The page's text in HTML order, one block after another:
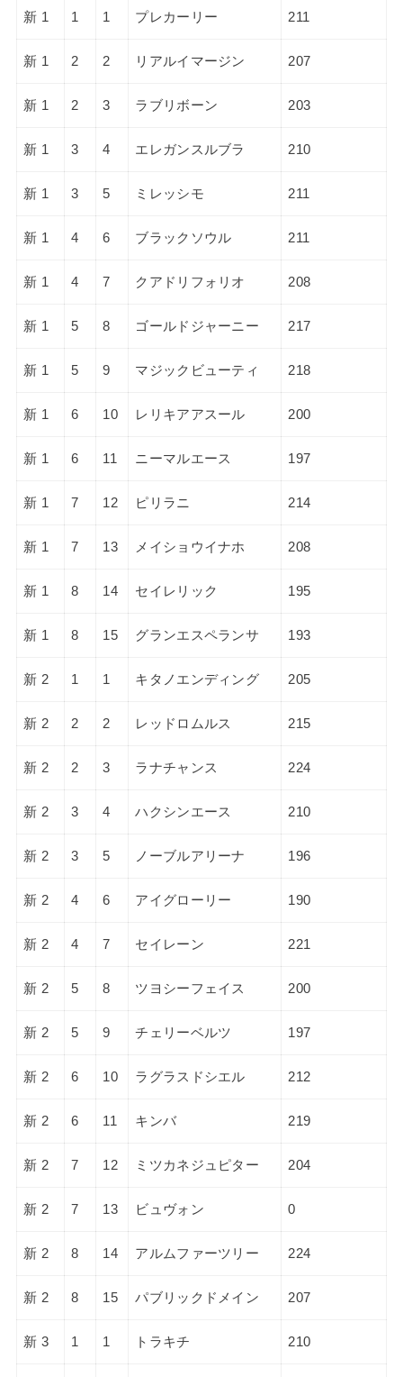
新 1 1 1 プレカーリー 211
新 1 2 2 リアルイマージン 207
新 1 2 3 ラブリボーン 203
新 1 3 4 エレガンスルブラ 210
新 1 3 5 ミレッシモ 211
新 1 4 6 ブラックソウル 211
新 1 4 7 クアドリフォリオ 208
新 1 5 8 ゴールドジャーニー 217
新 1 5 9 マジックビューティ 218
新 1 6 10 レリキアアスール 200
新 1 6 11 ニーマルエース 197
新 1 7 12 ピリラニ 214
新 1 7 13 メイショウイナホ 208
新 1 8 14 セイレリック 195
新 1 8 15 グランエスペランサ 193
新 2 1 1 キタノエンディング 205
新 2 2 2 レッドロムルス 215
新 2 2 3 ラナチャンス 224
新 2 3 4 ハクシンエース 210
新 2 3 5 ノーブルアリーナ 196
新 2 4 6 アイグローリー 190
新 2 4 7 セイレーン 221
新 2 5 8 ツヨシーフェイス 200
新 2 5 9 チェリーベルツ 197
新 2 6 10 ラグラスドシエル 212
新 2 6 11 キンバ 219
新 2 7 12 ミツカネジュピター 204
新 2 7 13 ビュヴォン 0
新 2 8 14 アルムファーツリー 224
新 2 8 15 パブリックドメイン 207
新 3 1 1 トラキチ 210